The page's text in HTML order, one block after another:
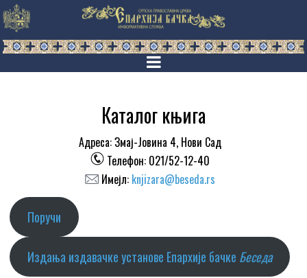
Каталог књига
Адреса: Змај-Јовина 4, Нови Сад
Телефон: 021/52-12-40
Имејл: knjizara@beseda.rs
Поручи
Издања издавачке установе Епархије бачке Беседа